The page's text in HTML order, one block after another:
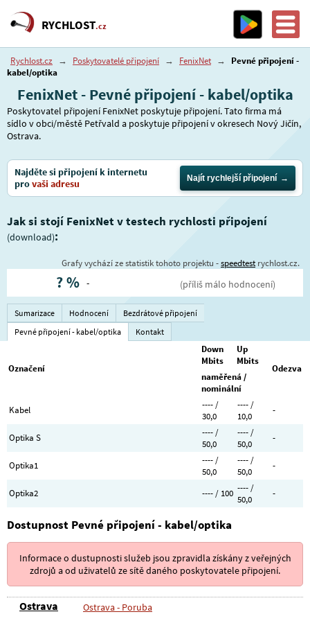
RYCHLOST.cz
Rychlost.cz → Poskytovatelé připojení → FenixNet →
Pevné připojení -
kabel/optika
FenixNet - Pevné připojení - kabel/optika
Poskytovatel připojení FenixNet poskytuje připojení. Tato firma má
sídlo v obci/městě Petřvald a poskytuje připojení v okresech Nový Jičín,
Ostrava.
Najděte si připojení k internetu
provaši adresu Najít rychlejší připojení
Jak si stojí FenixNet v testech rychlosti připojení
(download):
Grafy vychází ze statistik tohoto projektu -speedtestrychlost.cz.
?% - (příliš málo hodnocení)
Sumarizace Hodnocení
Bezdrátové připojení
Pevné připojení - kabel/optika
Kontakt
Označení
Down
Mbits
Up
Mbits
Odezva
naměřená /
nominální
Kabel
---- /
30,0
---- /
10,0
-
Optika S
---- /
50,0
---- /
50,0
-
Optika1
---- /
50,0
---- /
50,0
-
Optika2 ---- / 100 ---- /
50,0
-
Dostupnost Pevné připojení - kabel/optika
Informace o dustupnosti služeb jsou zpravidla získány z veřejných
zdrojů a od uživatelů ze sítě daného poskytovatele připojení.
Ostrava Ostrava - Poruba